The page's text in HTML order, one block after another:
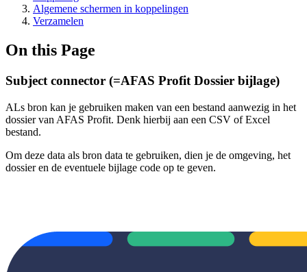
Algemene schermen in koppelingen
Verzamelen
On this Page
Subject connector (=AFAS Profit Dossier bijlage)
ALs bron kan je gebruiken maken van een bestand aanwezig in het
dossier van AFAS Profit. Denk hierbij aan een CSV of Excel
bestand.
Om deze data als bron data te gebruiken, dien je de omgeving, het
dossier en de eventuele bijlage code op te geven.